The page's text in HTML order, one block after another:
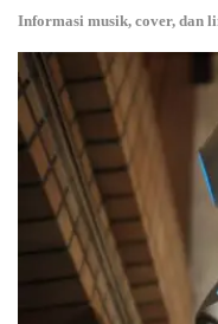
Informasi musik, cover, dan